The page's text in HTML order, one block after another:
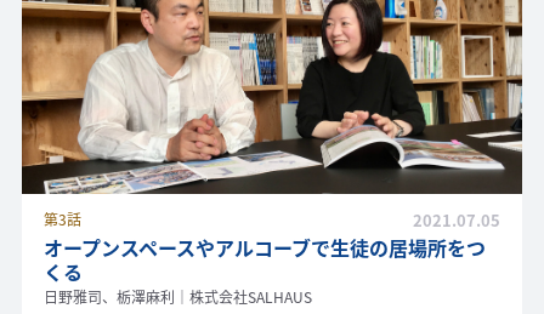
第3話
オープンスペースやアルコーブで生徒の居場所をつ
くる
日野雅司、栃澤麻利｜株式会社SALHAUS
2021.07.05